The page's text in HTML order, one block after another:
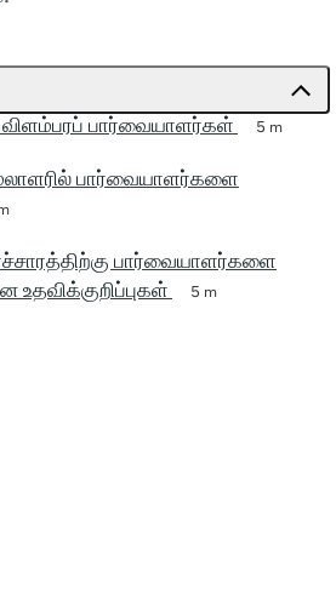
பார்வையாளர்கள் 5 m
பார்வையாளர்களை
பார்வையாளர்களை
உதவிக்குறிப்புகள்
5 m